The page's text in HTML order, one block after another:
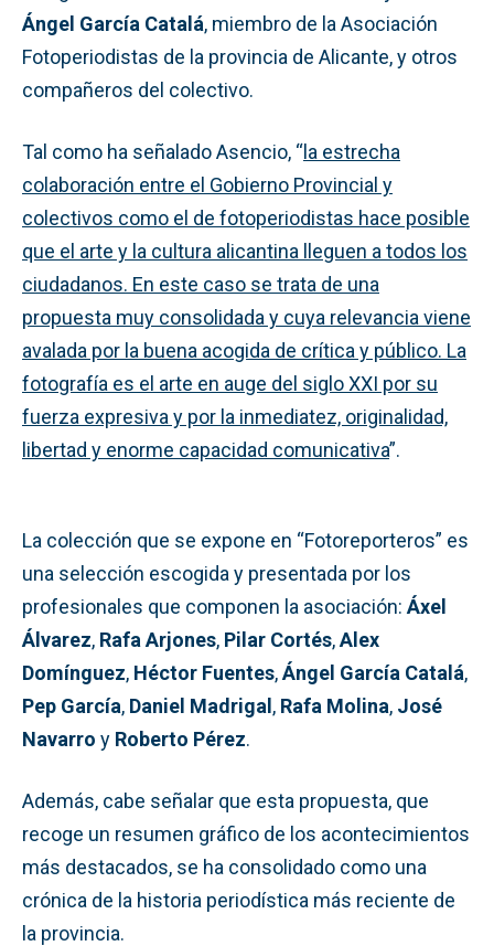
Ángel García Catalá, miembro de la Asociación
Fotoperiodistas de la provincia de Alicante, y otros
compañeros del colectivo.
Tal como ha señalado Asencio, “la estrecha
colaboración entre el Gobierno Provincial y
colectivos como el de fotoperiodistas hace posible
que el arte y la cultura alicantina lleguen a todos los
ciudadanos. En este caso se trata de una
propuesta muy consolidada y cuya relevancia viene
avalada por la buena acogida de crítica y público. La
fotografía es el arte en auge del siglo XXI por su
fuerza expresiva y por la inmediatez, originalidad,
libertad y enorme capacidad comunicativa”.
La colección que se expone en “Fotoreporteros” es
una selección escogida y presentada por los
profesionales que componen la asociación: Áxel
Álvarez, Rafa Arjones, Pilar Cortés,Alex
Domínguez, Héctor Fuentes,Ángel García Catalá,
Pep García, Daniel Madrigal, Rafa Molina, José
Navarro y Roberto Pérez.
Además, cabe señalar que esta propuesta, que
recoge un resumen gráfico de los acontecimientos
más destacados, se ha consolidado como una
crónica de la historia periodística más reciente de
la provincia.